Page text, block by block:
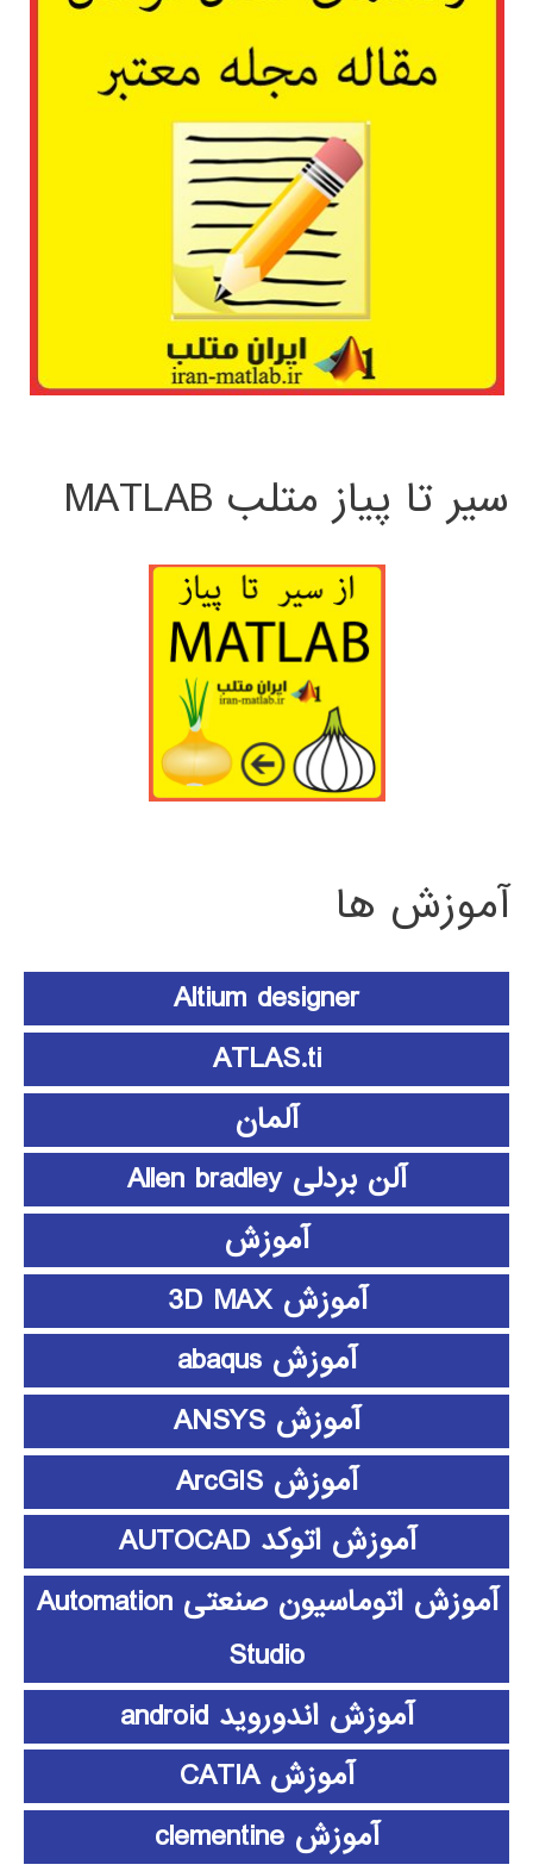
سیر تا پیاز متلب MATLAB
آموزش ها
Altium designer
ATLAS.ti
آلمان
آلن بردلی Allen bradley
آموزش
آموزش 3D MAX
آموزش abaqus
آموزش ANSYS
آموزش ArcGIS
آموزش اتوکد AUTOCAD
آموزش اتوماسیون صنعتی Automation
Studio
آموزش اندوروید android
آموزش CATIA
آموزش clementine